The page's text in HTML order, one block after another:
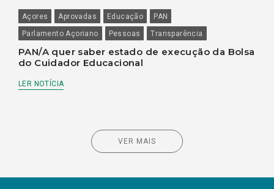
Açores Aprovadas Educação
PAN
Parlamento Açoriano
Pessoas Transparência
PAN/A quer saber estado de execução da Bolsa
do Cuidador Educacional
LER NOTÍCIA
VER MAIS